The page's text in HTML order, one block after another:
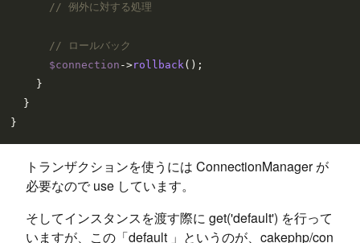
// 例外に対する処理
// ロールバック
$connection ->rollback();
    }
  }
トランザクションを使うには ConnectionManager が
必要なので use しています。
そしてインスタンスを渡す際に get('default') を行って
いますが、この「default 」というのが、cakephp/con